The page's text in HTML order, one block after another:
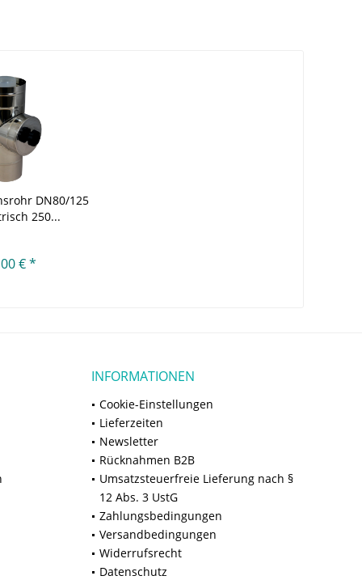
DN80/125
250...
€ *
INFORMATIONEN
Cookie-Einstellungen
Lieferzeiten
Newsletter
Rücknahmen B2B
Umsatzsteuerfreie Lieferung nach §
12 Abs. 3 UstG
Zahlungsbedingungen
Versandbedingungen
Widerrufsrecht
Datenschutz